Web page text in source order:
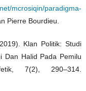
mcrosiqin/paradigma-
Pierre Bourdieu.
Klan Politik: Studi
Dan Halid Pada Pemilu
7(2), 290–314.